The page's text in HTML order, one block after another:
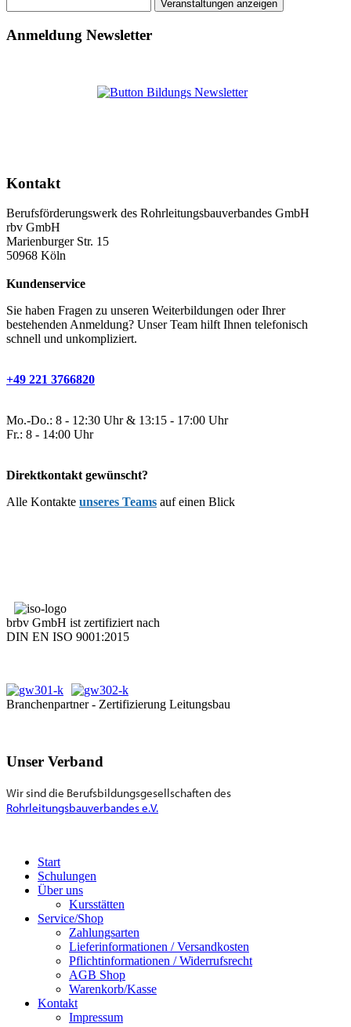
Anmeldung Newsletter
Kontakt
Berufsförderungswerk des Rohrleitungsbauverbandes GmbH
rbv GmbH
Marienburger Str. 15
50968 Köln
Kundenservice
Sie haben Fragen zu unseren Weiterbildungen oder Ihrer
bestehenden Anmeldung? Unser Team hilft Ihnen telefonisch
schnell und unkompliziert.
+49 221 3766820
Mo.-Do.: 8 - 12:30 Uhr & 13:15 - 17:00 Uhr
Fr.: 8 - 14:00 Uhr
Direktkontakt gewünscht?
Alle Kontakte unseres Teams auf einen Blick
brbv GmbH ist zertifiziert nach
DIN EN ISO 9001:2015
Branchenpartner - Zertifizierung Leitungsbau
Unser Verband
Wir sind die Berufsbildungsgesellschaften des
Rohrleitungsbauverbandes e.V.
Start
Schulungen
Über uns
Kursstätten
Service/Shop
Zahlungsarten
Lieferinformationen / Versandkosten
Pflichtinformationen / Widerrufsrecht
AGB Shop
Warenkorb/Kasse
Kontakt
Impressum